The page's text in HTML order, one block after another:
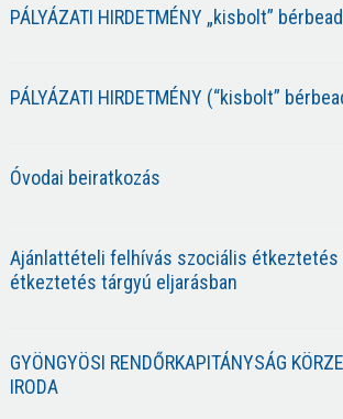
PÁLYÁZATI HIRDETMÉNY „kisbolt”
PÁLYÁZATI HIRDETMÉNY (“kisbolt”
Óvodai beiratkozás
Ajánlattételi felhívás szociális étkeztetés
étkeztetés tárgyú eljarásban
GYÖNGYÖSI RENDŐRKAPITÁNYSÁG
IRODA